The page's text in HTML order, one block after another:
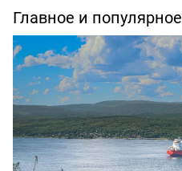
Главное и популярное